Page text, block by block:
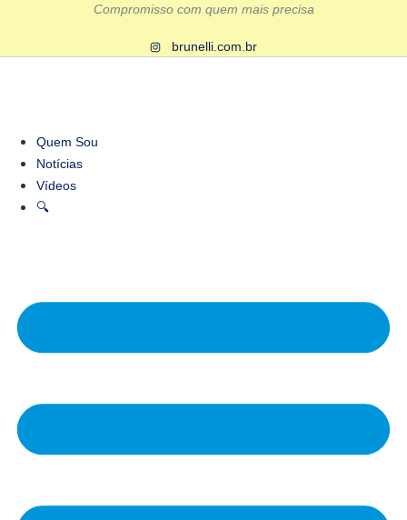
o
Compromisso com quem mais precisa
brunelli.com.br
Quem Sou
Notícias
Vídeos
🔍